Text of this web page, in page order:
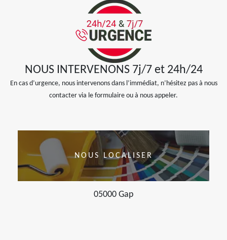
NOUS INTERVENONS 7j/7 et 24h/24
En cas d’urgence, nous intervenons dans l’immédiat, n’hésitez pas à nous
contacter via le formulaire ou à nous appeler.
NOUS LOCALISER
05000 Gap